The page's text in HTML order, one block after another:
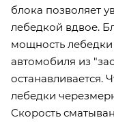
блока позволяет
лебедкой вдвое.
мощность
автомобиля из
останавливается.
лебедки
Скорость